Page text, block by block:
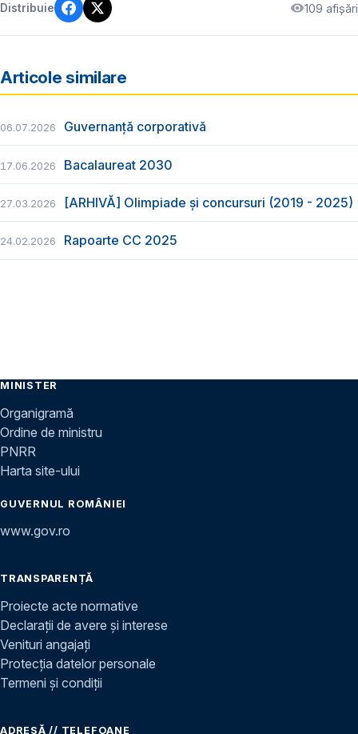
Distribuie 109 afișări
Articole similare
06.07.2026 Guvernanță corporativă
17.06.2026 Bacalaureat 2030
27.03.2026 [ARHIVĂ] Olimpiade și concursuri (2019 - 2025)
24.02.2026 Rapoarte CC 2025
MINISTER
Organigramă
Ordine de ministru
PNRR
Harta site-ului
GUVERNUL ROMÂNIEI
www.gov.ro
TRANSPARENȚĂ
Proiecte acte normative
Declarații de avere și interese
Venituri angajați
Protecția datelor personale
Termeni și condiții
ADRESĂ // TELEFOANE